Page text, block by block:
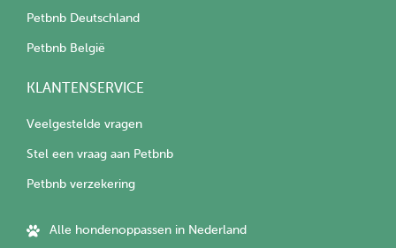
Petbnb Deutschland
Petbnb België
KLANTENSERVICE
Veelgestelde vragen
Stel een vraag aan Petbnb
Petbnb verzekering
Alle hondenoppassen in Nederland